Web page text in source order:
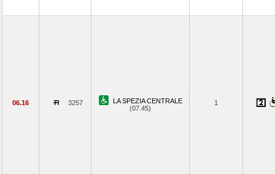
06.16 3257
LA SPEZIA CENTRALE
(07.45)
1